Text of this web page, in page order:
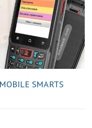
SMARTS